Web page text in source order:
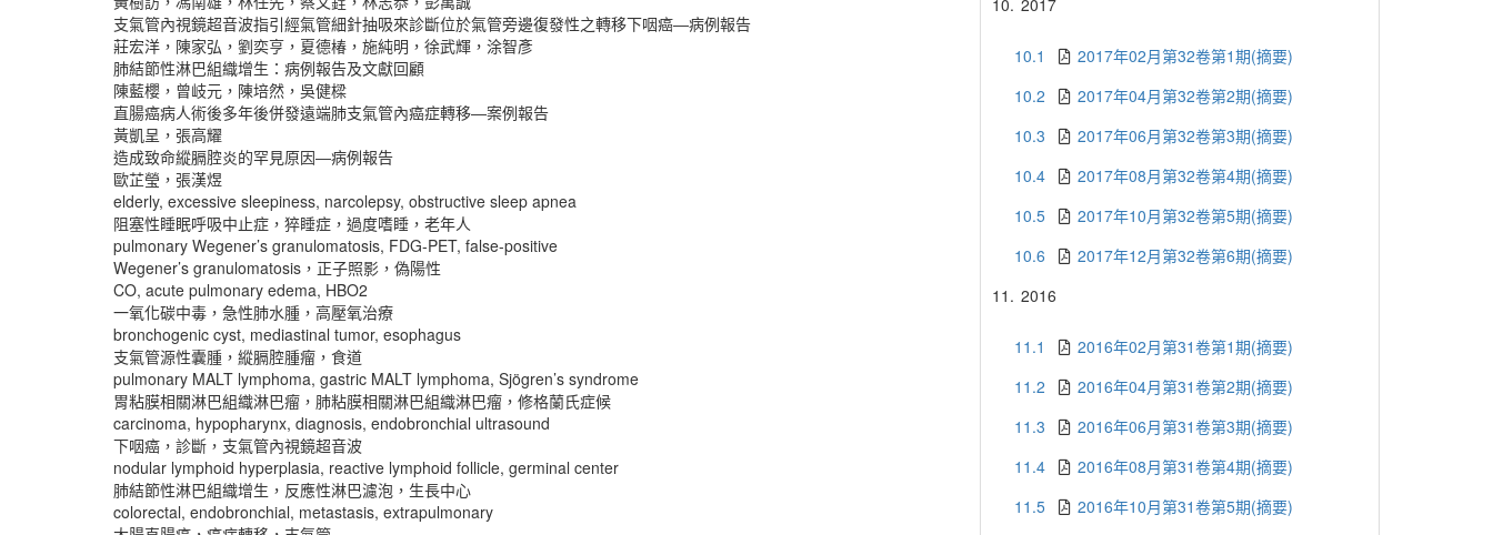
支氣管內視鏡超音波指引經氣管細針抽吸來診斷位於氣管旁邊復發性之轉移下咽癌―病例報告
莊宏洋，陳家弘，劉奕亨，夏德椿，施純明，徐武輝，涂智彥
肺結節性淋巴組織增生：病例報告及文獻回顧
陳藍櫻，曾岐元，陳培然，吳健樑
直腸癌病人術後多年後併發遠端肺支氣管內癌症轉移―案例報告
黃凱呈，張高耀
造成致命縱膈腔炎的罕見原因―病例報告
歐芷瑩，張漢煜
elderly, excessive sleepiness, narcolepsy, obstructive sleep apnea
阻塞性睡眠呼吸中止症，猝睡症，過度嗜睡，老年人
pulmonary Wegener’s granulomatosis, FDG-PET, false-positive
Wegener’s granulomatosis，正子照影，偽陽性
CO, acute pulmonary edema, HBO2
一氧化碳中毒，急性肺水腫，高壓氧治療
bronchogenic cyst, mediastinal tumor, esophagus
支氣管源性囊腫，縱膈腔腫瘤，食道
pulmonary MALT lymphoma, gastric MALT lymphoma, Sjögren’s syndrome
胃粘膜相關淋巴組織淋巴瘤，肺粘膜相關淋巴組織淋巴瘤，修格蘭氏症候
carcinoma, hypopharynx, diagnosis, endobronchial ultrasound
下咽癌，診斷，支氣管內視鏡超音波
nodular lymphoid hyperplasia, reactive lymphoid follicle, germinal center
肺結節性淋巴組織增生，反應性淋巴濾泡，生長中心
colorectal, endobronchial, metastasis, extrapulmonary
10. 2017
10.1
2017年02月第32卷第1期(摘要)
10.2
2017年04月第32卷第2期(摘要)
10.3
2017年06月第32卷第3期(摘要)
10.4
2017年08月第32卷第4期(摘要)
10.5
2017年10月第32卷第5期(摘要)
10.6
2017年12月第32卷第6期(摘要)
11. 2016
11.1
2016年02月第31卷第1期(摘要)
11.2
2016年04月第31卷第2期(摘要)
11.3
2016年06月第31卷第3期(摘要)
11.4
2016年08月第31卷第4期(摘要)
11.5
2016年10月第31卷第5期(摘要)